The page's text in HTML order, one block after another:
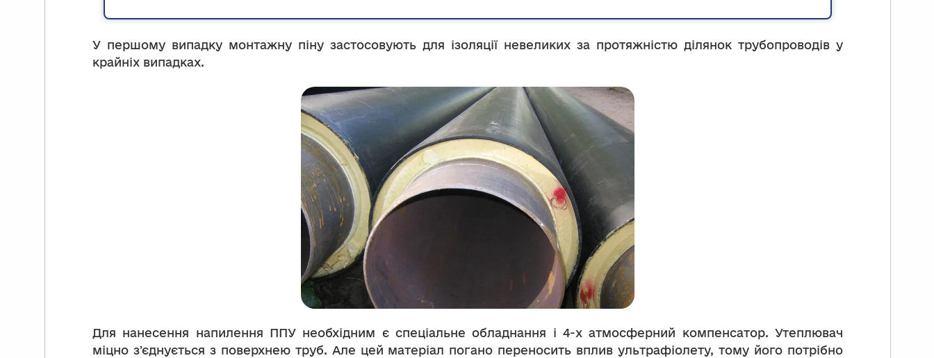
У першому випадку монтажну піну застосовують для ізоляції невеликих за протяжністю ділянок трубопроводів у
крайніх випадках.
Для нанесення напилення ППУ необхідним є спеціальне обладнання і 4-х атмосферний компенсатор. Утеплювач
міцно зʼєднується з поверхнею труб. Але цей матеріал погано переносить вплив ультрафіолету, тому його потрібно